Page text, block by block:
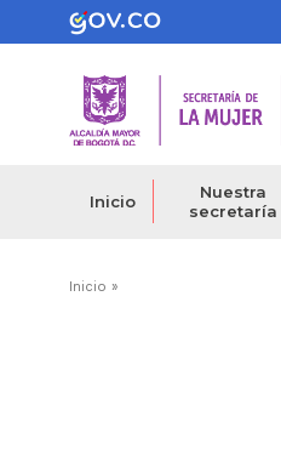
al
contenido
Inicio
Nuestra
secretaría
Ruta
Inicio